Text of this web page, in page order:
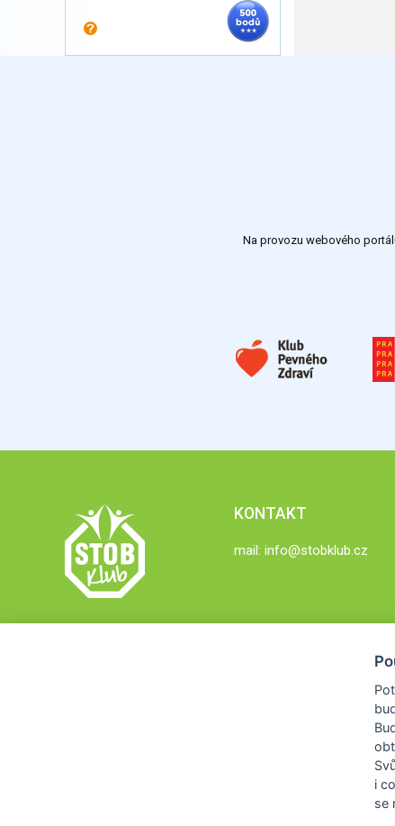
Na provozu webového
KONTAKT
mail: info@stobklub.cz
i
se